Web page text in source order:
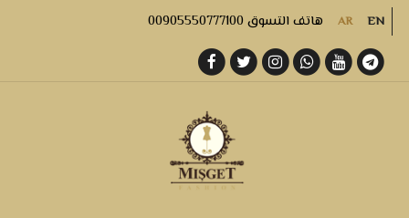
AR EN هاتف التسوق 00905550777100